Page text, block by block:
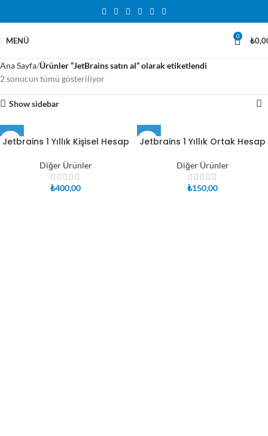
MENÜ 0 ₺
Ana Sayfa Ürünler “JetBrains satın al” olarak etiketlendi
2 sonucun tümü gösteriliyor
Show sidebar
Jetbrains 1 Yıllık Kişisel Hesap
Diğer Ürünler
₺400,00
Jetbrains 1 Yıllık Ortak Hesap
Diğer Ürünler
₺150,00